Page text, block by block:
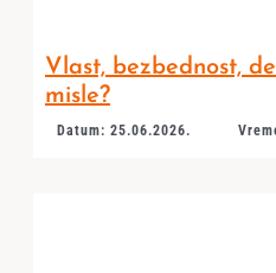
Vlast, bezbednost,
misle?
Datum: 25.06.2026.